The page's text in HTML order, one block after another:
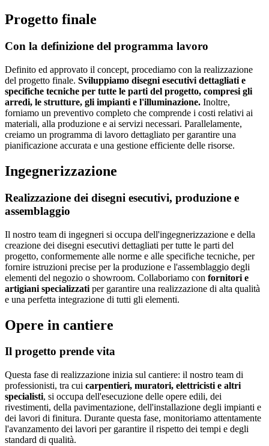
Progetto finale
Con la definizione del programma lavoro
Definito ed approvato il concept, procediamo con la realizzazione
del progetto finale. Sviluppiamo disegni esecutivi dettagliati e
specifiche tecniche per tutte le parti del progetto, compresi gli
arredi, le strutture, gli impianti e l'illuminazione. Inoltre,
forniamo un preventivo completo che comprende i costi relativi ai
materiali, alla produzione e ai servizi necessari. Parallelamente,
creiamo un programma di lavoro dettagliato per garantire una
pianificazione accurata e una gestione efficiente delle risorse.
Ingegnerizzazione
Realizzazione dei disegni esecutivi, produzione e
assemblaggio
Il nostro team di ingegneri si occupa dell'ingegnerizzazione e della
creazione dei disegni esecutivi dettagliati per tutte le parti del
progetto, conformemente alle norme e alle specifiche tecniche, per
fornire istruzioni precise per la produzione e l'assemblaggio degli
elementi del negozio o showroom. Collaboriamo con fornitori e
artigiani specializzati per garantire una realizzazione di alta qualità
e una perfetta integrazione di tutti gli elementi.
Opere in cantiere
Il progetto prende vita
Questa fase di realizzazione inizia sul cantiere: il nostro team di
professionisti, tra cui carpentieri, muratori, elettricisti e altri
specialisti, si occupa dell'esecuzione delle opere edili, dei
rivestimenti, della pavimentazione, dell'installazione degli impianti e
dei lavori di finitura. Durante questa fase, monitoriamo attentamente
l'avanzamento dei lavori per garantire il rispetto dei tempi e degli
standard di qualità.